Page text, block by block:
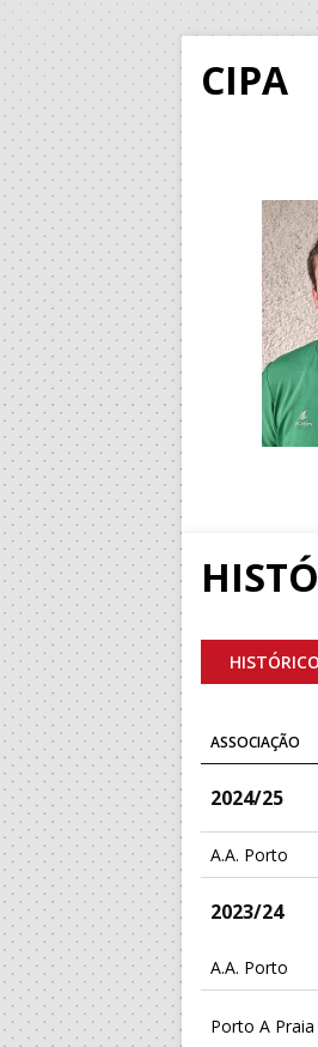
CIPA
ASSOCIAÇÃO
2024/25
A.A. Porto
2023/24
A.A. Porto
Porto A Praia